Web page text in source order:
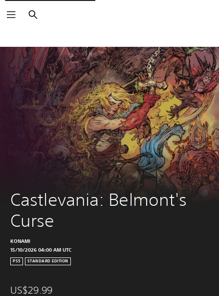
Buscar
Castlevania: Belmont's
Curse
KONAMI
15/10/2026 04:00 AM UTC
PS5 STANDARD EDITION
US$29.99